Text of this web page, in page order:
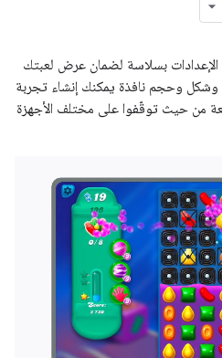
الإعدادات بسلاسة لضمان عرض لعبتك
وشكل وحجم نافذة يمكنك إنشاء تجربة
من حيث توقّفوا على مختلف الأجهزة